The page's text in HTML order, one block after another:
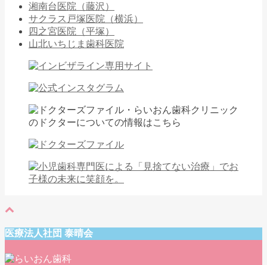
湘南台医院（藤沢）
サクラス戸塚医院（横浜）
四之宮医院（平塚）
山北いちじま歯科医院
医療法人社団 泰晴会